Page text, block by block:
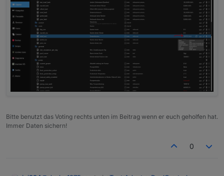
Bitte benutzt das Voting rechts unten im Beitrag wenn er euch geholfen hat.
Immer Daten sichern!
0